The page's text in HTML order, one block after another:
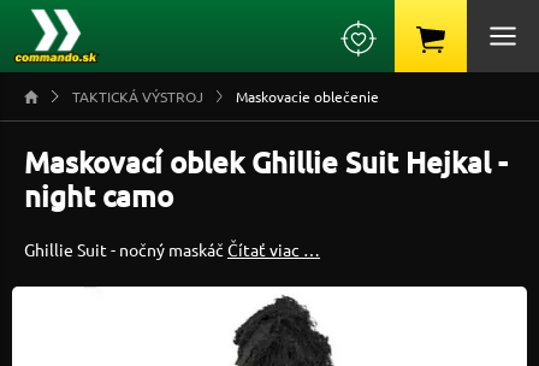
TAKTICKÁ VÝSTROJ Maskovacie oblečenie
Maskovací oblek Ghillie Suit Hejkal -
night camo
Ghillie Suit - nočný maskáč Čítať viac …